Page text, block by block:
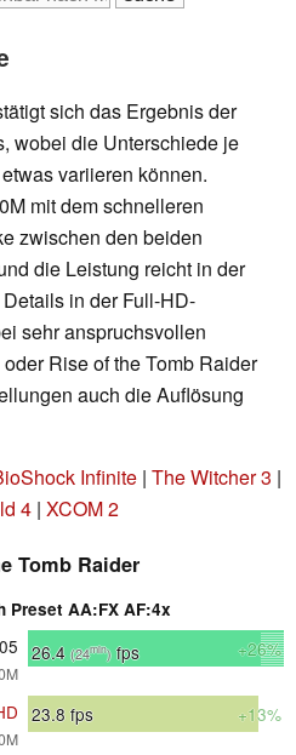
sich das Ergebnis der
wobei die Unterschiede je
variieren können.
mit dem schnelleren
zwischen den beiden
die Leistung reicht in der
in der Full-HD-
sehr anspruchsvollen
Rise of the Tomb Raider
auch die Auflösung
Infinite| The Witcher 3 |
4 | XCOM 2
Tomb Raider
Preset AA:FX AF:4x
26.4 (24min) fps +26%
23.8fps +13%